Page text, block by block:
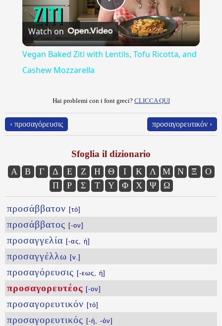
Play
Video
Watch on
Vegan Baked Ziti with Lentils, Tofu Ricotta, and
Cashew Mozzarella
Hai problemi con i font greci? CLICCA QUI
‹ προσαγόρευσις προσαγορευτικόν ›
Sfoglia il dizionario
Α Β Γ Δ Ε Ζ Η Θ Ι Κ Λ Μ Ν Ξ
Ο
Π
Ρ Σ Τ Υ Φ Χ Ψ Ω
προσάββατον [τό]
προσάββατος [-ον]
προσαγγελία [-ας, ἡ]
προσαγγέλλω [v.]
προσαγόρευσις [-εως, ἡ]
προσαγορευτέος [-ον]
προσαγορευτικόν [τό]
προσαγορευτικός [-ή, -όν]